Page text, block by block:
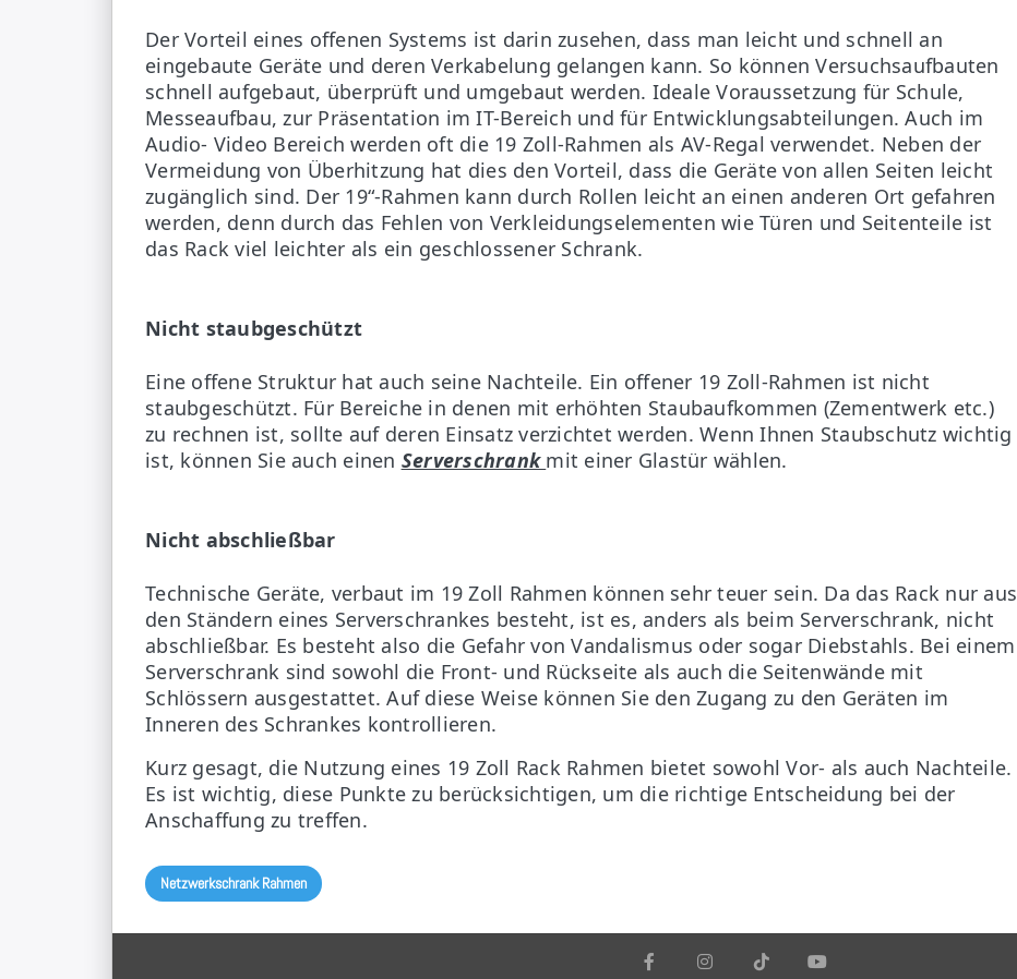
Der Vorteil eines offenen Systems ist darin zusehen, dass man leicht und schnell an
eingebaute Geräte und deren Verkabelung gelangen kann. So können Versuchsaufbauten
schnell aufgebaut, überprüft und umgebaut werden. Ideale Voraussetzung für Schule,
Messeaufbau, zur Präsentation im IT-Bereich und für Entwicklungsabteilungen. Auch im
Audio- Video Bereich werden oft die 19 Zoll-Rahmen als AV-Regal verwendet. Neben der
Vermeidung von Überhitzung hat dies den Vorteil, dass die Geräte von allen Seiten leicht
zugänglich sind. Der 19“-Rahmen kann durch Rollen leicht an einen anderen Ort gefahren
werden, denn durch das Fehlen von Verkleidungselementen wie Türen und Seitenteile ist
das Rack viel leichter als ein geschlossener Schrank.
Nicht staubgeschützt
Eine offene Struktur hat auch seine Nachteile. Ein offener 19 Zoll-Rahmen ist nicht
staubgeschützt. Für Bereiche in denen mit erhöhten Staubaufkommen (Zementwerk etc.)
zu rechnen ist, sollte auf deren Einsatz verzichtet werden. Wenn Ihnen Staubschutz wichtig
ist, können Sie auch einen Serverschrank mit einer Glastür wählen.
Nicht abschließbar
Technische Geräte, verbaut im 19 Zoll Rahmen können sehr teuer sein. Da das Rack nur aus
den Ständern eines Serverschrankes besteht, ist es, anders als beim Serverschrank, nicht
abschließbar. Es besteht also die Gefahr von Vandalismus oder sogar Diebstahls. Bei einem
Serverschrank sind sowohl die Front- und Rückseite als auch die Seitenwände mit
Schlössern ausgestattet. Auf diese Weise können Sie den Zugang zu den Geräten im
Inneren des Schrankes kontrollieren.
Kurz gesagt, die Nutzung eines 19 Zoll Rack Rahmen bietet sowohl Vor- als auch Nachteile.
Es ist wichtig, diese Punkte zu berücksichtigen, um die richtige Entscheidung bei der
Anschaffung zu treffen.
Netzwerkschrank Rahmen